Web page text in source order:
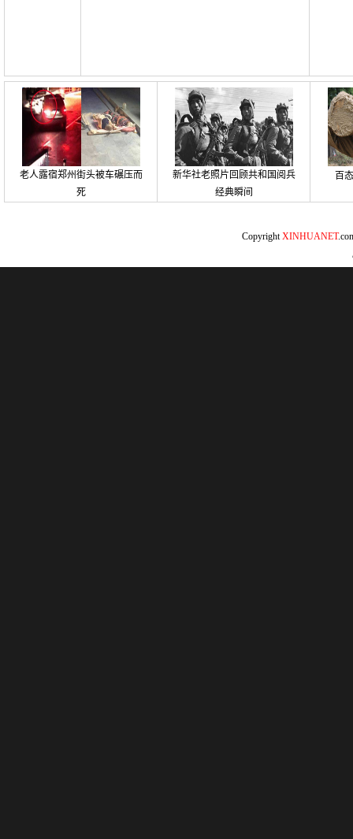
老人露宿郑州街头被车碾压而
死
新华社老照片回顾共和国阅兵
经典瞬间
百
CopyrightXINHUANET